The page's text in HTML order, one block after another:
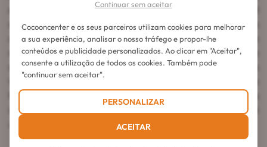
encaracolados e crespos. A sua fórmula enriquecida com mel
de manuka e ceramidas torna-a uma aliada de eleição para
cachos perfeitamente definidos, hidratados e visivelmente
mais bonitos. Oferecendo proteção contra a humidade
durante 24 horas, preserva a forma dos cachos ao mesmo
tempo que proporciona uma fragrância envolvente de
Frangipane e Almíscar Branco. Graças aos seus benefícios
únicos e ao seu conteúdo de 150ml, esta geleia Curl Manifesto é
um verdadeiro trunfo para uma rotina capilar completa.
Continuar sem aceitar
Cocooncenter e os seus parceiros utilizam cookies para melhorar
a sua experiência, analisar o nosso tráfego e propor-lhe
conteúdos e publicidade personalizados. Ao clicar em "Aceitar",
consente a utilização de todos os cookies. Também pode
"continuar sem aceitar".
PERSONALIZAR
ACEITAR